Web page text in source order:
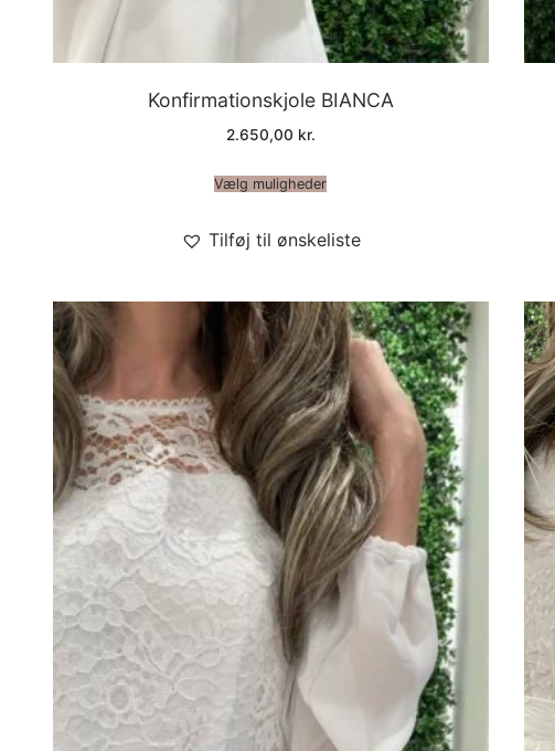
Konfirmationskjole BIANCA
2.650,00 kr.
Vælg muligheder
Tilføj til ønskeliste